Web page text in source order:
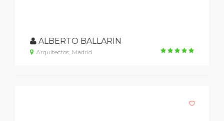
ALBERTO BALLARIN
Arquitectos, Madrid